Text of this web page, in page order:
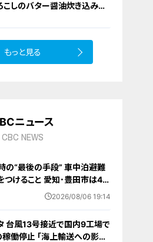
こしのバター醤油炊き込みご
もっと見る
ニュース
CBC NEWS
の“最後の手段” 車中泊避難
つけること 愛知･豊田市は4年
ニュアル作成 最悪の場合2026/08/06 19:14
台風13号接近で国内9工場で
働停止 ｢海上輸送への影響